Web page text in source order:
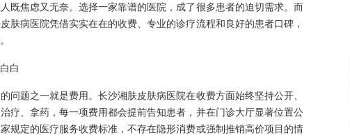
既焦虑又无奈。选择一家靠谱的医院，成了很多患者的迫切需求。而
肤病医院凭借实实在在的收费、专业的诊疗流程和良好的患者口碑，
白
问题之一就是费用。长沙湘肤皮肤病医院在收费方面始终坚持公开、
疗、拿药，每一项费用都会提前告知患者，并在门诊大厅显著位置公
规定的医疗服务收费标准，不存在隐形消费或强制推销高价项目的情